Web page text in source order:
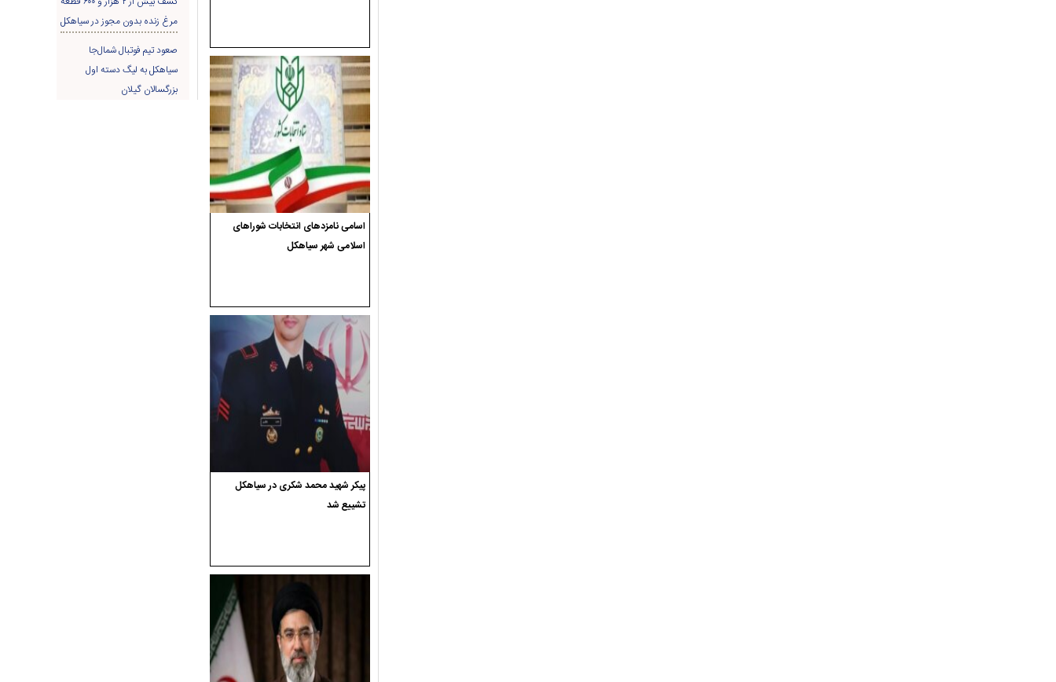
اسامی نامزدهای انتخابات شوراهای
اسلامی شهر سیاهکل
پیکر شهید محمد شکری در سیاهکل
تشییع شد
مرغ زنده بدون مجوز در سیاهکل
صعود تیم فوتبال شمال‌جا‌
سیاهکل به لیگ دسته اول
بزرگسالان گیلان